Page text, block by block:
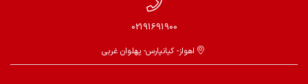
02191691900
اهواز- کیانپارس- پهلوان غربی